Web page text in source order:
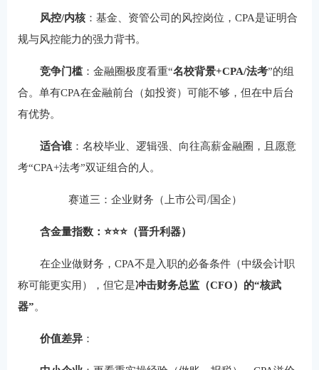
风控/内核：基金、资管公司的风控岗位，CPA是证明合
规与风控能力的强力背书。
竞争门槛：金融圈极度看重“名校背景+CPA/法考”的组
合。单有CPA在金融前台（如投资）可能不够，但在中后台
有优势。
适合谁：名校毕业、逻辑强、向往高薪金融圈，且愿意
考“CPA+法考”双证组合的人。
赛道三：企业财务（上市公司/国企）
含金量指数：⭐⭐⭐（晋升利器）
在企业做财务，CPA不是入职的必备条件（中级会计职
称可能更实用），但它是冲击财务总监（CFO）的“核武
器”。
价值差异：